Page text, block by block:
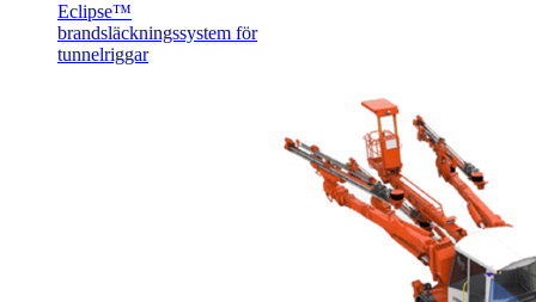
Eclipse™
brandsläckningssystem för
tunnelriggar